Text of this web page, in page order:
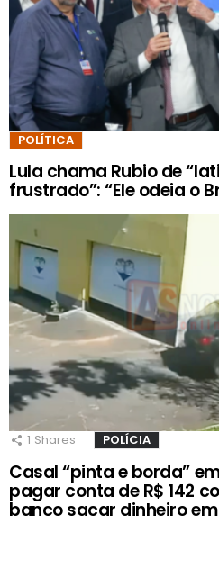
POLÍTICA
Lula chama Rubio de
frustrado”: “Ele odeia o
1 Shares POLÍCIA
Casal “pinta e borda”
pagar conta de R$ 142
banco sacar dinheiro